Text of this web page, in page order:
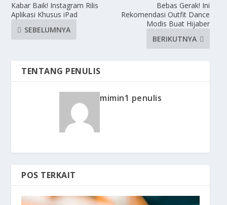
Kabar Baik! Instagram Rilis
Aplikasi Khusus iPad
SEBELUMNYA
Bebas Gerak! Ini
Rekomendasi Outfit Dance
Modis Buat Hijaber
BERIKUTNYA
TENTANG PENULIS
mimin1 penulis
POS TERKAIT